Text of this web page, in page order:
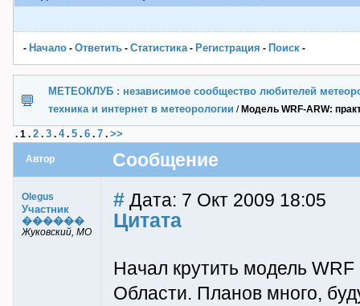
- Начало - Ответить - Статистика- Pегистрация - Поиск -
МЕТЕОКЛУБ : независимое сообщество любителей
техника и интернет в метеорологии / Модель WRF-ARW:
. 1 . 2 . 3 . 4. 5 . 6 . 7 . >>
Автор Сообщение
Olegus
Участник
������
Жуковский, МО
# Дата: 7 Окт 2009 18:05
Цитата
Начал крутить модель
Области. Планов много,